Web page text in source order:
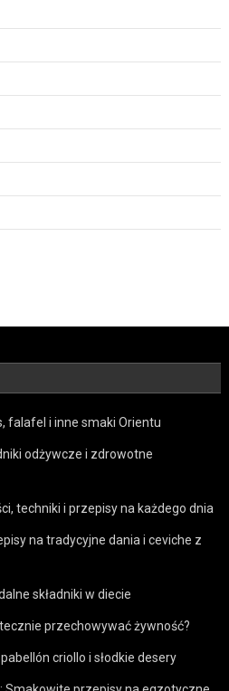
falafel i inne smaki Orientu
odżywcze i zdrowotne
techniki i przepisy na każdego dnia
na tradycyjne dania i ceviche z
składniki w diecie
przechowywać żywność?
criollo i słodkie desery